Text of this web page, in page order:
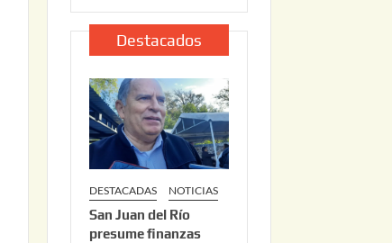
2
6
l
i
o
2
2
,
2
0
2
6
Destacados
DESTACADAS NOTICIAS
San Juan del Río
presume finanzas